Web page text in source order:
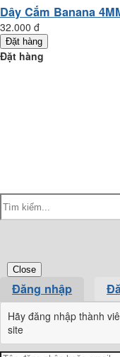
Dây Cắm Banana
32.000 đ
Đặt hàng
Đặt hàng
Close
Đăng nhập
Hãy đăng nhập thành
site